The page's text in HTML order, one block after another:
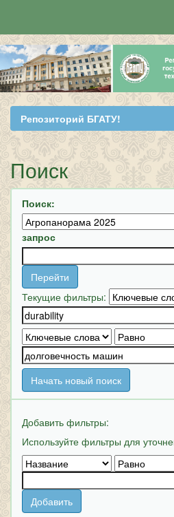
Skip
navigation
Репозиторий БГАТУ!
Поиск
Поиск:
запрос
Текущие фильтры:
Начать новый поиск
Добавить фильтры:
Используйте фильтры для